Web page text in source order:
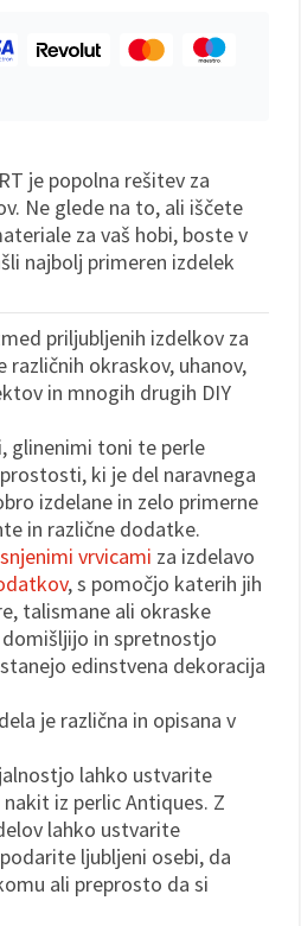
je popolna rešitev za
Ne glede na to, ali iščete
za vaš hobi, boste v
najbolj primeren izdelek
priljubljenih izdelkov za
različnih okraskov, uhanov,
in mnogih drugih DIY
glinenimi toni te perle
ki je del naravnega
izdelane in zelo primerne
in različne dodatke.
vrvicami za izdelavo
, s pomočjo katerih jih
talismane ali okraske
in spretnostjo
edinstvena dekoracija
je različna in opisana v
lahko ustvarite
iz perlic Antiques. Z
lahko ustvarite
ljubljeni osebi, da
ali preprosto da si